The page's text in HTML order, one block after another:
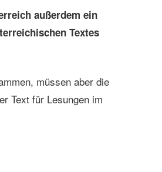
außerdem ein
Textes
müssen aber die
Text für Lesungen im